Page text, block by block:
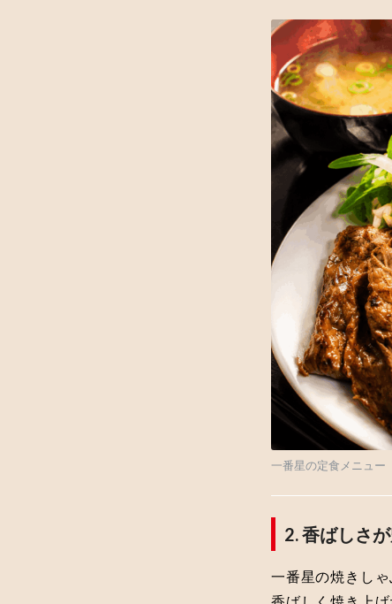
一番星の定食メニュー
2. 香ばしさ
一番星の焼きし